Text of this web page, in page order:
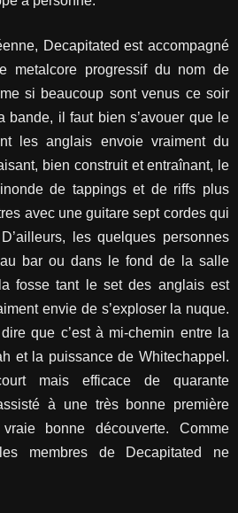
Decapitated est accompagné
metalcore progressif du nom de
si beaucoup sont venus ce soir
bande, il faut bien s’avouer que le
les anglais envoie vraiment du
bien construit et entraînant, le
de tappings et de riffs plus
avec une guitare sept cordes qui
les quelques personnes
bar ou dans le fond de la salle
fosse tant le set des anglais est
envie de s’exploser la nuque.
que c’est à mi-chemin entre la
et la puissance de Whitechappel.
mais efficace de quarante
à une très bonne première
bonne découverte. Comme
membres de Decapitated ne